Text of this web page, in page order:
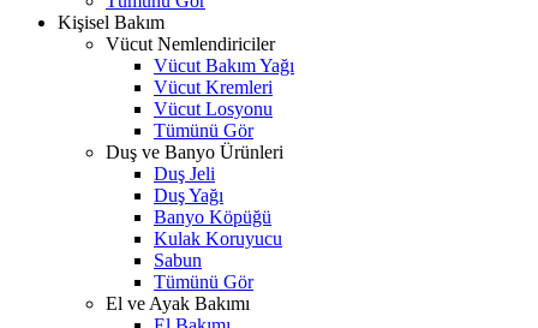
Kişisel Bakım
Vücut Nemlendiriciler
Vücut Bakım Yağı
Vücut Kremleri
Vücut Losyonu
Tümünü Gör
Duş ve Banyo Ürünleri
Duş Jeli
Duş Yağı
Banyo Köpüğü
Kulak Koruyucu
Sabun
Tümünü Gör
El ve Ayak Bakımı